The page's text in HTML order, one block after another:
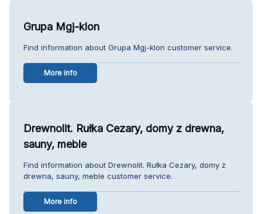
Grupa Mgj-klon
Find information about Grupa Mgj-klon customer service.
More info
Drewnolit. Rułka Cezary, domy z drewna,
sauny, meble
Find information about Drewnolit. Rułka Cezary, domy z
drewna, sauny, meble customer service.
More info